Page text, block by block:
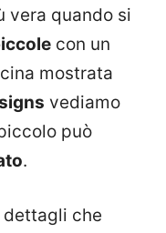
vera quando si
con un
mostrata
vediamo
può
.
dettagli che